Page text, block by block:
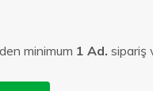
minimum 1 Ad. sipariş